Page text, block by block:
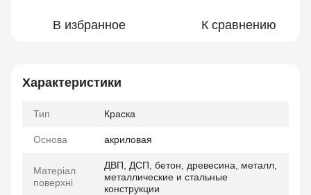
В избранное К сравнению
Характеристики
Тип Краска
Основа акриловая
Матеріал
поверхні
ДВП, ДСП, бетон, древесина, металл,
металлические и стальные
конструкции